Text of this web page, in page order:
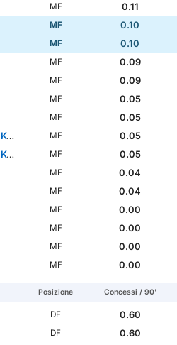
MF
0.11
MF
0.10
MF
0.10
MF
0.09
MF
0.09
MF
0.05
MF
0.05
MF
0.05
MF
0.05
MF
0.04
MF
0.04
MF
0.00
MF
0.00
MF
0.00
MF 0.00
Posizione Concessi / 90'
DF
0.60
DF
0.60